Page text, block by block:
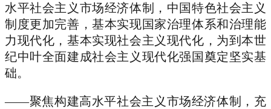
水平社会主义市场经济体制，中国特色社会主义
制度更加完善，基本实现国家治理体系和治理能
力现代化，基本实现社会主义现代化，为到本世
纪中叶全面建成社会主义现代化强国奠定坚实基
础。
——聚焦构建高水平社会主义市场经济体制，充